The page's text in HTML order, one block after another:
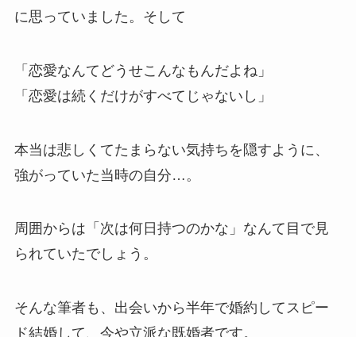
に思っていました。そして
「恋愛なんてどうせこんなもんだよね」
「恋愛は続くだけがすべてじゃないし」
本当は悲しくてたまらない気持ちを隠すように、
強がっていた当時の自分…。
周囲からは「次は何日持つのかな」なんて目で見
られていたでしょう。
そんな筆者も、出会いから半年で婚約してスピー
ド結婚して、今や立派な既婚者です。